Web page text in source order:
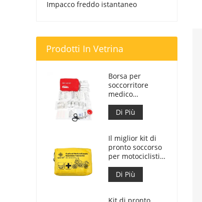
Impacco freddo istantaneo
Prodotti In Vetrina
Borsa per
soccorritore
medico
personalizzata
per kit di pronto
soccorso per
Di Più
Il miglior kit di
pronto soccorso
per motociclisti
d'avventura per
motociclisti
Di Più